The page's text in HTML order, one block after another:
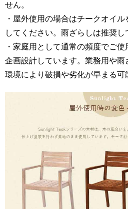
せん。
・屋外使用の場合はチークオイ
してください。雨ざらしは推奨し
・家庭用として通常の頻度でご
企画設計しています。業務用や
環境により破損や劣化が早まる可